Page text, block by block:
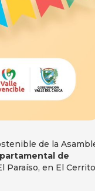
de la
de
Paraíso, en El